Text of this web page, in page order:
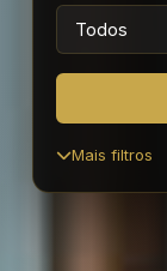
Mais filtros